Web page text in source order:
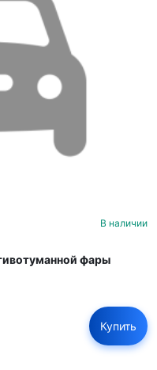
В наличии
фары
Купить